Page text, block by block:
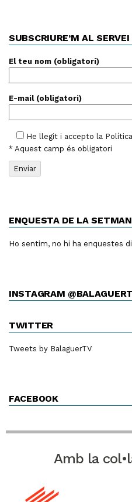
SUBSCRIURE’M AL
El teu nom (obligatori)
E-mail (obligatori)
He llegit i accepto la
* Aquest camp és obligatori
ENQUESTA DE LA
Ho sentim, no hi ha enquestes
INSTAGRAM
TWITTER
Tweets by BalaguerTV
FACEBOOK
Amb la